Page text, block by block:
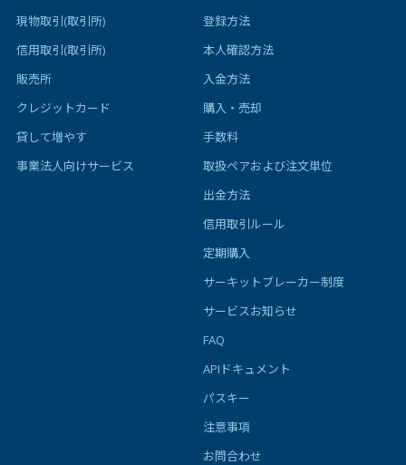
現物取引(取引所)
信用取引(取引所)
販売所
クレジットカード
貸して増やす
事業法人向けサービス
登録方法
本人確認方法
入金方法
購入・売却
手数料
取扱ペアおよび注文単位
出金方法
信用取引ルール
定期購入
サーキットブレーカー制度
サービスお知らせ
FAQ
APIドキュメント
パスキー
注意事項
お問合わせ